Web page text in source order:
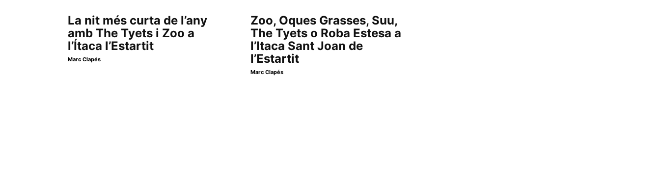
La nit més curta de l’any
amb The Tyets i Zoo a
l’Ítaca l’Estartit
Marc Clapés
Zoo, Oques Grasses, Suu,
The Tyets o Roba Estesa a
l’Itaca Sant Joan de
l’Estartit
Marc Clapés